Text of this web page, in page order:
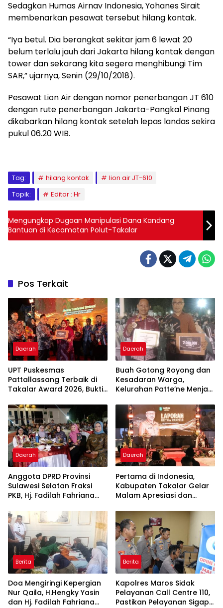
Sedagkan Humas Airnav Indonesia, Yohanes Sirait
membenarkan pesawat tersebut hilang kontak.
“Iya betul. Dia berangkat sekitar jam 6 lewat 20
belum terlalu jauh dari Jakarta hilang kontak dengan
tower dan sekarang kita segera menghibungi Tim
SAR,” ujarnya, Senin (29/10/2018).
Pesawat Lion Air dengan nomor penerbangan JT 610
dengan rute penerbangan Jakarta-Pangkal Pinang
dikabarkan hilang kontak setelah lepas landas sekira
pukul 06.20 WIB.
Tag: hilang kontak
lion air JT-610
Topik:
Editor : Hr
Mengungkap Dugaan Manipulasi Dana Kandang
Bantuan di Kecamatan Polut-Takalar
Pos Terkait
Daerah
UPT Puskesmas
Pattallassang Terbaik di
Takalar Award 2026, Bukti
Pelayanan Kesehatan
Berkualitas
Daerah
Buah Gotong Royong dan
Kesadaran Warga,
Kelurahan Patte’ne Menjadi
2026
Daerah
Anggota DPRD Provinsi
Sulawesi Selatan Fraksi
PKB, Hj. Fadilah Fahriana
Takalar Menyalakan
Lentera Pengabdian
Melalui Malam Apresiasi
dan Inovasi Award 2026
Daerah
Pertama di Indonesia,
Kabupaten Takalar Gelar
Malam Apresiasi dan
Panggung Penghargaan
bagi Pelayan Publik
Berprestasi
Berita
Doa Mengiringi Kepergian
Nur Qaila, H.Hengky Yasin
dan Hj. Fadilah Fahriana
Berita
Kapolres Maros Sidak
Pelayanan Call Centre 110,
Pastikan Pelayanan Sigap